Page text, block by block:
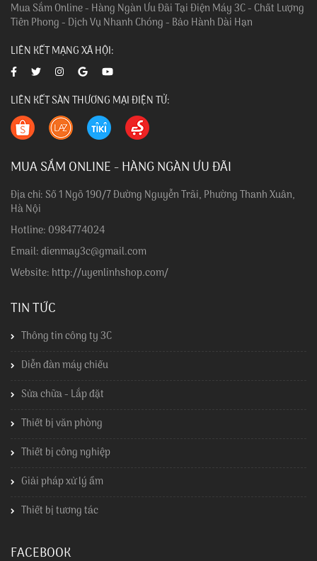
Mua Sắm Online - Hàng Ngàn Ưu Đãi Tại Điện Máy 3C - Chất Lượng
Tiên Phong - Dịch Vụ Nhanh Chóng - Bảo Hành Dài Hạn
LIÊN KẾT MẠNG XÃ HỘI:
LIÊN KẾT SÀN THƯƠNG MẠI ĐIỆN TỬ:
MUA SẮM ONLINE - HÀNG NGÀN ƯU ĐÃI
Địa chỉ: Số 1 Ngõ 190/7 Đường Nguyễn Trãi, Phường Thanh Xuân,
Hà Nội
Hotline: 0984774024
Email: dienmay3c@gmail.com
Website: http://uyenlinhshop.com/
TIN TỨC
Thông tin công ty 3C
Diễn đàn máy chiếu
Sửa chữa - Lắp đặt
Thiết bị văn phòng
Thiết bị công nghiệp
Giải pháp xử lý ẩm
Thiết bị tương tác
FACEBOOK